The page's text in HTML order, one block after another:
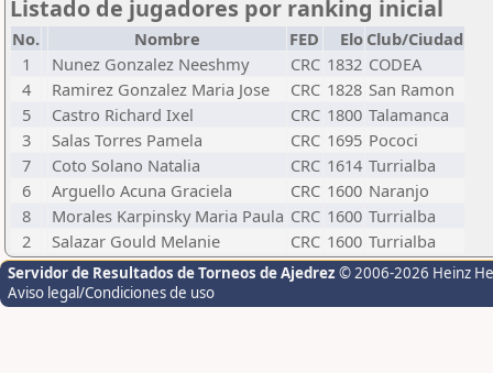
Listado de jugadores por ranking inicial
No. Nombre FED Elo Club/Ciudad
1
Nunez Gonzalez Neeshmy CRC 1832 CODEA
4
Ramirez Gonzalez Maria Jose CRC 1828 San Ramon
5
Castro Richard Ixel CRC 1800 Talamanca
3
Salas Torres Pamela CRC 1695 Pococi
7
Coto Solano Natalia CRC 1614 Turrialba
6
Arguello Acuna Graciela CRC 1600 Naranjo
8
Morales Karpinsky Maria Paula CRC 1600 Turrialba
2
Salazar Gould Melanie CRC 1600 Turrialba
Servidor de Resultados de Torneos de Ajedrez © 2006-2026 Heinz
Aviso legal/Condiciones de uso